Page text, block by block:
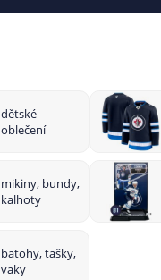
dětské
oblečení
mikiny, bundy,
kalhoty
batohy, tašky,
vaky